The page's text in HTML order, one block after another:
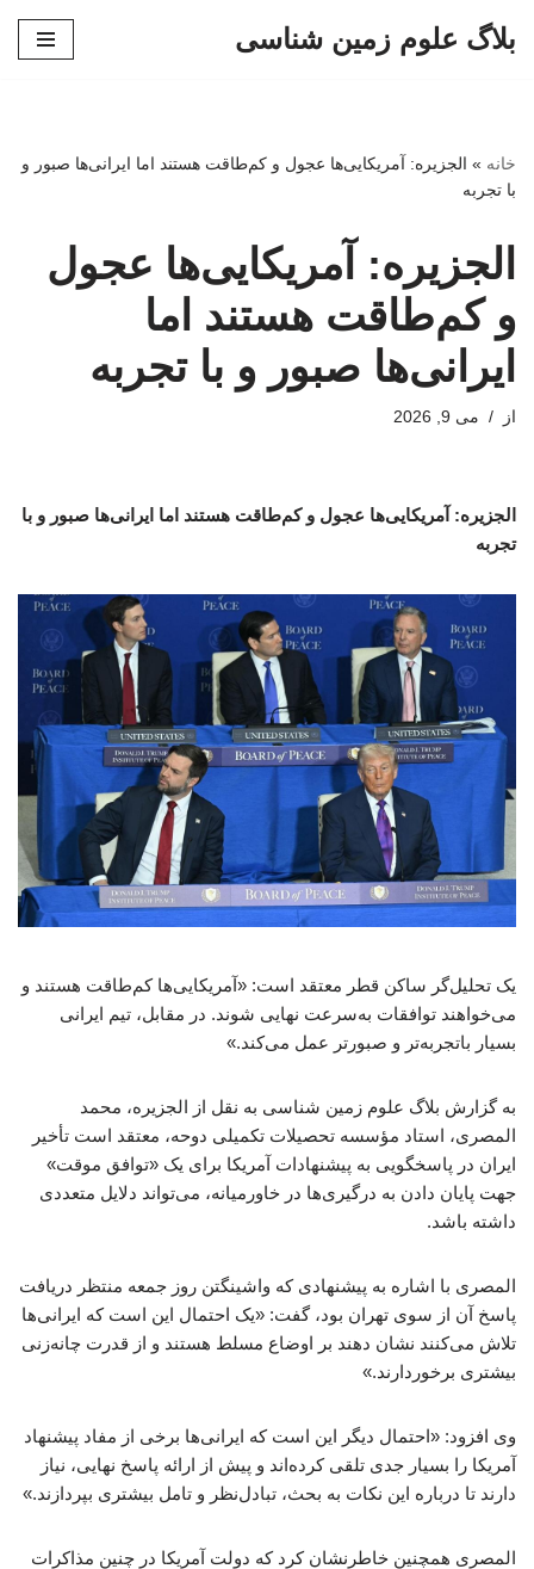
بلاگ علوم زمین شناسی
خانه » الجزیره: آمریکایی‌ها عجول و کم‌طاقت هستند اما ایرانی‌ها صبور و
با تجربه
الجزیره: آمریکایی‌ها عجول
و کم‌طاقت هستند اما
ایرانی‌ها صبور و با تجربه
از می 9, 2026
الجزیره: آمریکایی‌ها عجول و کم‌طاقت هستند اما ایرانی‌ها صبور و با
تجربه
یک تحلیل‌گر ساکن قطر معتقد است: «آمریکایی‌ها کم‌طاقت هستند و
می‌خواهند توافقات به‌سرعت نهایی شوند. در مقابل، تیم ایرانی
بسیار باتجربه‌تر و صبورتر عمل می‌کند.»
به گزارش بلاگ علوم زمین شناسی به نقل از الجزیره، محمد
المصری، استاد مؤسسه تحصیلات تکمیلی دوحه، معتقد است تأخیر
ایران در پاسخگویی به پیشنهادات آمریکا برای یک «توافق موقت»
جهت پایان دادن به درگیری‌ها در خاورمیانه، می‌تواند دلایل متعددی
داشته باشد.
المصری با اشاره به پیشنهادی که واشینگتن روز جمعه منتظر دریافت
پاسخ آن از سوی تهران بود، گفت: «یک احتمال این است که ایرانی‌ها
تلاش می‌کنند نشان دهند بر اوضاع مسلط هستند و از قدرت چانه‌زنی
بیشتری برخوردارند.»
وی افزود: «احتمال دیگر این است که ایرانی‌ها برخی از مفاد پیشنهاد
آمریکا را بسیار جدی تلقی کرده‌اند و پیش از ارائه پاسخ نهایی، نیاز
دارند تا درباره این نکات به بحث، تبادل‌نظر و تامل بیشتری بپردازند.»
المصری همچنین خاطرنشان کرد که دولت آمریکا در چنین مذاکرات